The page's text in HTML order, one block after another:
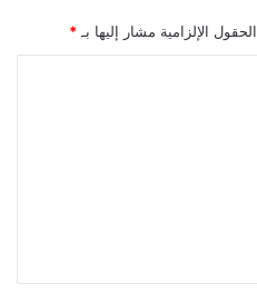
الحقول الإلزامية مشار إليها بـ *